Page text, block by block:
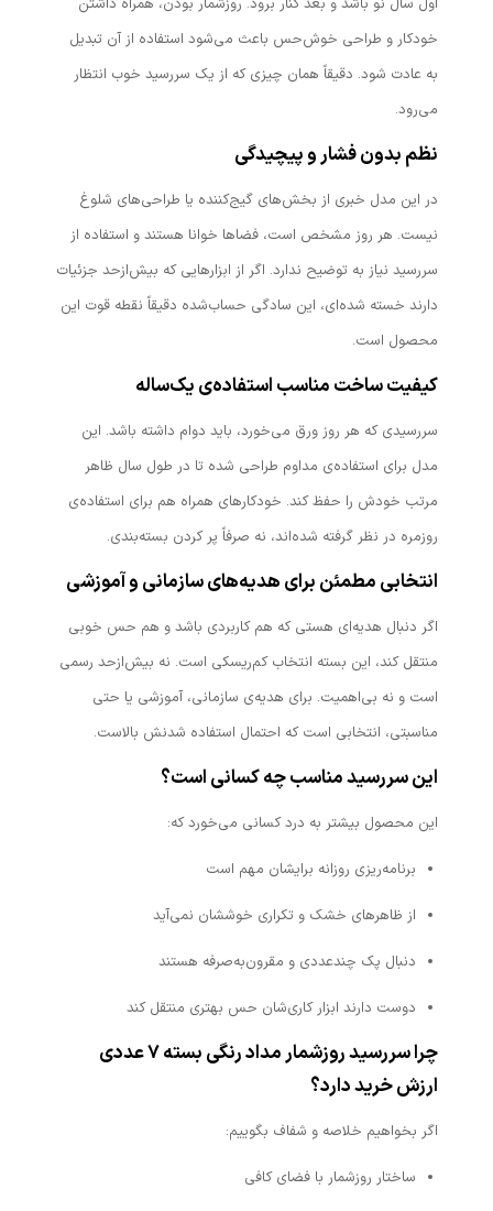
اول سال نو باشد و بعد کنار برود. روزشمار بودن، همراه داشتن
خودکار و طراحی خوش‌حس باعث می‌شود استفاده از آن تبدیل
به عادت شود. دقیقاً همان چیزی که از یک سررسید خوب انتظار
می‌رود.
نظم بدون فشار و پیچیدگی
در این مدل خبری از بخش‌های گیج‌کننده یا طراحی‌های شلوغ
نیست. هر روز مشخص است، فضاها خوانا هستند و استفاده از
سررسید نیاز به توضیح ندارد. اگر از ابزارهایی که بیش‌ازحد جزئیات
دارند خسته شده‌ای، این سادگی حساب‌شده دقیقاً نقطه قوت این
محصول است.
کیفیت ساخت مناسب استفاده‌ی یک‌ساله
سررسیدی که هر روز ورق می‌خورد، باید دوام داشته باشد. این
مدل برای استفاده‌ی مداوم طراحی شده تا در طول سال ظاهر
مرتب خودش را حفظ کند. خودکارهای همراه هم برای استفاده‌ی
روزمره در نظر گرفته شده‌اند، نه صرفاً پر کردن بسته‌بندی.
انتخابی مطمئن برای هدیه‌های سازمانی و آموزشی
اگر دنبال هدیه‌ای هستی که هم کاربردی باشد و هم حس خوبی
منتقل کند، این بسته انتخاب کم‌ریسکی است. نه بیش‌ازحد رسمی
است و نه بی‌اهمیت. برای هدیه‌ی سازمانی، آموزشی یا حتی
مناسبتی، انتخابی است که احتمال استفاده شدنش بالاست.
این سررسید مناسب چه کسانی است؟
این محصول بیشتر به درد کسانی می‌خورد که:
برنامه‌ریزی روزانه برایشان مهم است
از ظاهرهای خشک و تکراری خوششان نمی‌آید
دنبال پک چندعددی و مقرون‌به‌صرفه هستند
دوست دارند ابزار کاری‌شان حس بهتری منتقل کند
چرا سررسید روزشمار مداد رنگی بسته ۷ عددی
ارزش خرید دارد؟
اگر بخواهیم خلاصه و شفاف بگوییم:
ساختار روزشمار با فضای کافی